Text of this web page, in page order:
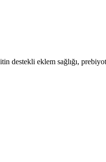
eklem sağlığı,